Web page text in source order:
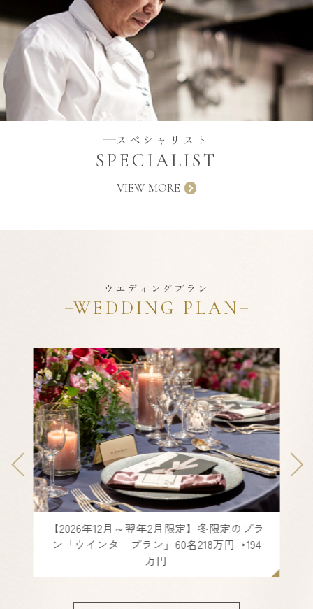
スペシャリスト
SPECIALIST
VIEW MORE
ウエディングプラン
WEDDING PLAN
【2027年3月～5月限定】良い季節はお早め
に！！スプリングプラン 150名438万円
→421万円